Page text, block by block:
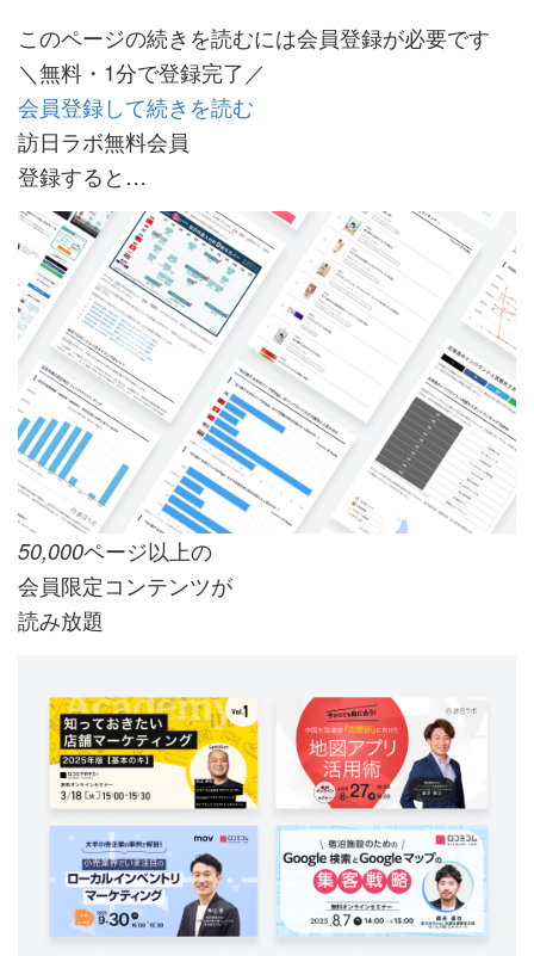
このページの続きを読むには会員登録が必要です
＼無料・1分で登録完了／
会員登録して続きを読む
訪日ラボ無料会員
登録すると…
50,000ページ以上の
会員限定コンテンツが
読み放題